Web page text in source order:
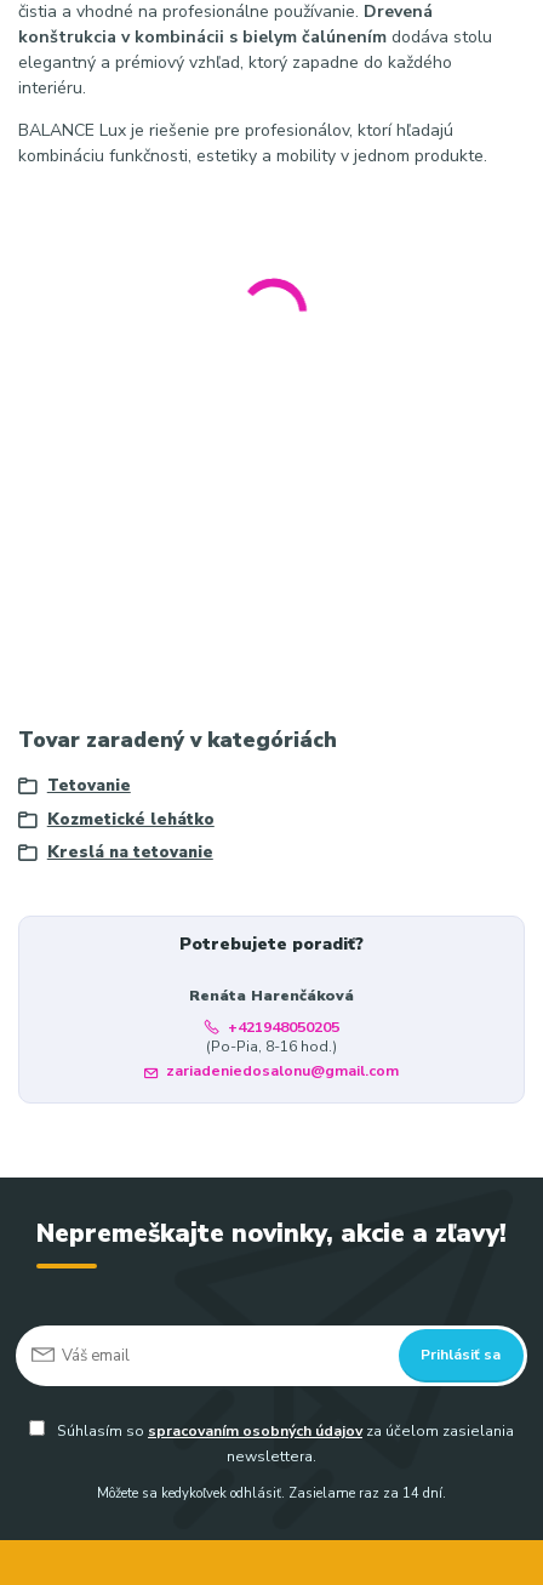
čistia a vhodné na profesionálne používanie. Drevená
konštrukcia v kombinácii s bielym čalúnením dodáva stolu
elegantný a prémiový vzhľad, ktorý zapadne do každého
interiéru.
BALANCE Lux je riešenie pre profesionálov, ktorí hľadajú
kombináciu funkčnosti, estetiky a mobility v jednom produkte.
Tovar zaradený v kategóriách
Tetovanie
Kozmetické lehátko
Kreslá na tetovanie
Potrebujete poradiť?
Renáta Harenčáková
+421948050205
(Po-Pia, 8-16 hod.)
zariadeniedosalonu@gmail.com
Nepremeškajte novinky, akcie a zľavy!
Prihlásiť sa
Súhlasím so spracovaním osobných údajovza účelom zasielania
newslettera.
Môžete sa kedykoľvek odhlásiť. Zasielame raz za 14 dní.